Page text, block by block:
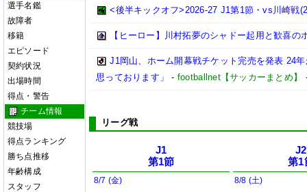
選手名鑑
故障者
移籍
エピソード
契約状況
出場時間
得点・警告
チーム情報
競技場
得点ランキング
勝ち点推移
年齢構成
スタッフ
<後半キックオフ>2026-27 J1第1節・vs川崎戦
【ヒーロー】川村拓夢のシャドー起用と歓喜の
J1岡山、ホーム開幕戦チケット完売を発表 24
思っております」
- footballnet【サッカーまとめ】
リーグ戦
J1
第1節
8/7 (金)
J2
第1
8/8 (土)